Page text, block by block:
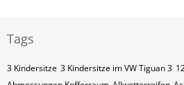
Tags
3 Kindersitze 3 Kindersitze im VW Tiguan 3